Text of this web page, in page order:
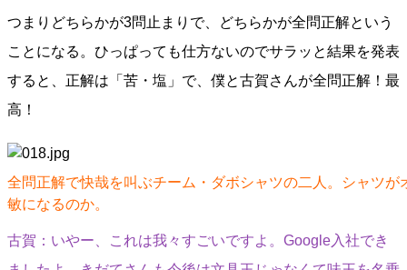
つまりどちらかが3問止まりで、どちらかが全問正解という
ことになる。ひっぱっても仕方ないのでサラッと結果を発表
すると、正解は「苦・塩」で、僕と古賀さんが全問正解！最
高！
全問正解で快哉を叫ぶチーム・ダボシャツの二人。シャツが
敏になるのか。
古賀：いやー、これは我々すごいですよ。Google入社でき